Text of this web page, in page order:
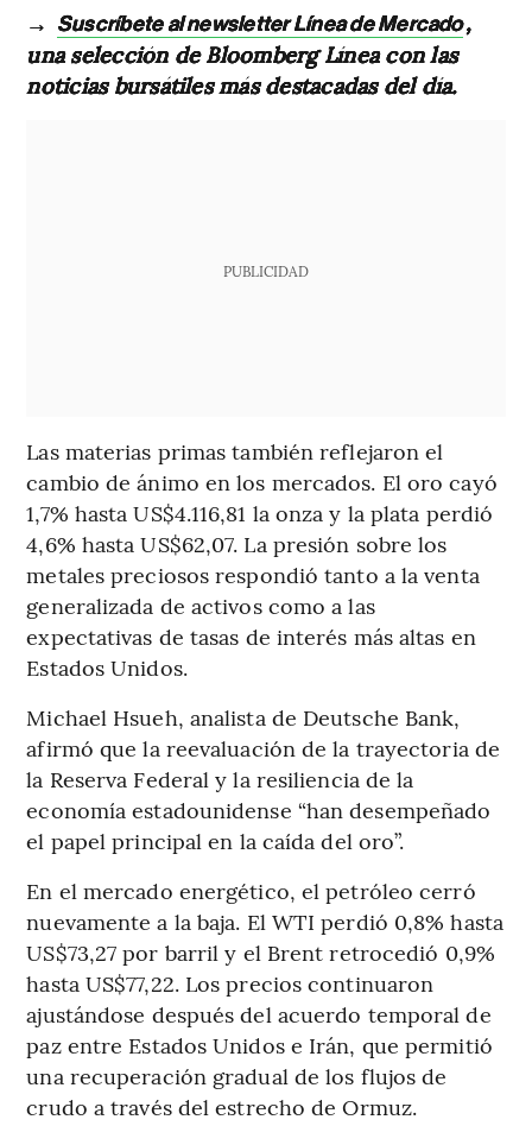
→ Suscríbete al newsletter Línea de Mercado,
una selección de Bloomberg Línea con las
noticias bursátiles más destacadas del día.
PUBLICIDAD
Las materias primas también reflejaron el
cambio de ánimo en los mercados. El oro cayó
1,7% hasta US$4.116,81 la onza y la plata perdió
4,6% hasta US$62,07. La presión sobre los
metales preciosos respondió tanto a la venta
generalizada de activos como a las
expectativas de tasas de interés más altas en
Estados Unidos.
Michael Hsueh, analista de Deutsche Bank,
afirmó que la reevaluación de la trayectoria de
la Reserva Federal y la resiliencia de la
economía estadounidense “han desempeñado
el papel principal en la caída del oro”.
En el mercado energético, el petróleo cerró
nuevamente a la baja. El WTI perdió 0,8% hasta
US$73,27 por barril y el Brent retrocedió 0,9%
hasta US$77,22. Los precios continuaron
ajustándose después del acuerdo temporal de
paz entre Estados Unidos e Irán, que permitió
una recuperación gradual de los flujos de
crudo a través del estrecho de Ormuz.